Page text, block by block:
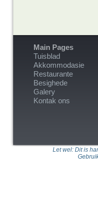
Main Pages
Tuisblad
Akkommodasie
Restaurante
Besighede
Galery
Kontak ons
Let wel: Dit is